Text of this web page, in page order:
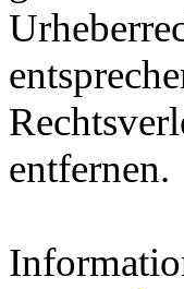
entfernen.